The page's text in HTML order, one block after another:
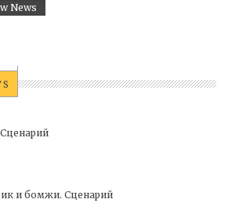
News
и бомжи. Сценарий